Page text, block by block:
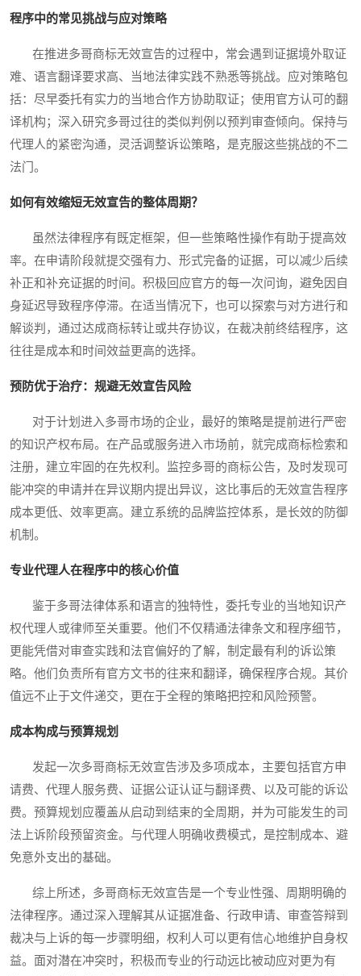
程序中的常见挑战与应对策略
在推进多哥商标无效宣告的过程中，常会遇到证据境外取证
难、语言翻译要求高、当地法律实践不熟悉等挑战。应对策略包
括：尽早委托有实力的当地合作方协助取证；使用官方认可的翻
译机构；深入研究多哥过往的类似判例以预判审查倾向。保持与
代理人的紧密沟通，灵活调整诉讼策略，是克服这些挑战的不二
法门。
如何有效缩短无效宣告的整体周期？
虽然法律程序有既定框架，但一些策略性操作有助于提高效
率。在申请阶段就提交强有力、形式完备的证据，可以减少后续
补正和补充证据的时间。积极回应官方的每一次问询，避免因自
身延迟导致程序停滞。在适当情况下，也可以探索与对方进行和
解谈判，通过达成商标转让或共存协议，在裁决前终结程序，这
往往是成本和时间效益更高的选择。
预防优于治疗：规避无效宣告风险
对于计划进入多哥市场的企业，最好的策略是提前进行严密
的知识产权布局。在产品或服务进入市场前，就完成商标检索和
注册，建立牢固的在先权利。监控多哥的商标公告，及时发现可
能冲突的申请并在异议期内提出异议，这比事后的无效宣告程序
成本更低、效率更高。建立系统的品牌监控体系，是长效的防御
机制。
专业代理人在程序中的核心价值
鉴于多哥法律体系和语言的独特性，委托专业的当地知识产
权代理人或律师至关重要。他们不仅精通法律条文和程序细节，
更能凭借对审查实践和法官偏好的了解，制定最有利的诉讼策
略。他们负责所有官方文书的往来和翻译，确保程序合规。其价
值远不止于文件递交，更在于全程的策略把控和风险预警。
成本构成与预算规划
发起一次多哥商标无效宣告涉及多项成本，主要包括官方申
请费、代理人服务费、证据公证认证与翻译费、以及可能的诉讼
费。预算规划应覆盖从启动到结束的全周期，并为可能发生的司
法上诉阶段预留资金。与代理人明确收费模式，是控制成本、避
免意外支出的基础。
综上所述，多哥商标无效宣告是一个专业性强、周期明确的
法律程序。通过深入理解其从证据准备、行政申请、审查答辩到
裁决与上诉的每一步骤明细，权利人可以更有信心地维护自身权
益。面对潜在冲突时，积极而专业的行动远比被动应对更为有